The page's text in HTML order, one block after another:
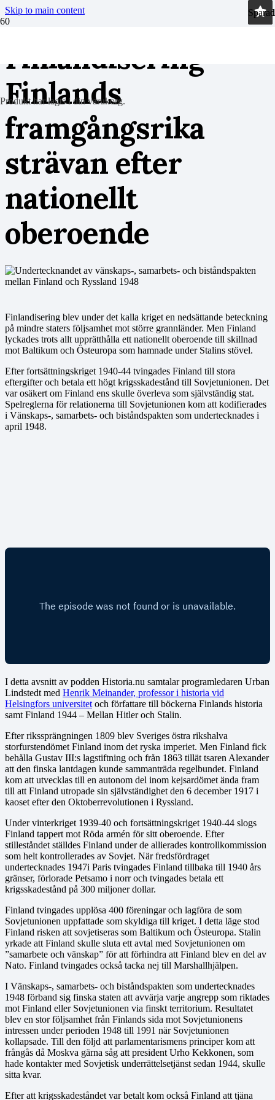
Skip to main content
Produkthar lagts i din varukorg.
Finlandisering –
Finlands
framgångsrika
strävan efter
nationellt
oberoende
Finlandisering blev under det kalla kriget en nedsättande beteckning
på mindre staters följsamhet mot större grannländer. Men Finland
lyckades trots allt upprätthålla ett nationellt oberoende till skillnad
mot Baltikum och Östeuropa som hamnade under Stalins stövel.
Efter fortsättningskriget 1940-44 tvingades Finland till stora
eftergifter och betala ett högt krigsskadestånd till Sovjetunionen. Det
var osäkert om Finland ens skulle överleva som självständig stat.
Spelreglerna för relationerna till Sovjetunionen kom att kodifierades
i Vänskaps-, samarbets- och biståndspakten som undertecknades i
april 1948.
I detta avsnitt av podden Historia.nu samtalar programledaren Urban
Lindstedt med Henrik Meinander, professor i historia vid
Helsingfors universitet och författare till böckerna Finlands historia
samt Finland 1944 – Mellan Hitler och Stalin.
Efter rikssprängningen 1809 blev Sveriges östra rikshalva
storfurstendömet Finland inom det ryska imperiet. Men Finland fick
behålla Gustav III:s lagstiftning och från 1863 tillät tsaren Alexander
att den finska lantdagen kunde sammanträda regelbundet. Finland
kom att utvecklas till en autonom del inom kejsardömet ända fram
till att Finland utropade sin självständighet den 6 december 1917 i
kaoset efter den Oktoberrevolutionen i Ryssland.
Under vinterkriget 1939-40 och fortsättningskriget 1940-44 slogs
Finland tappert mot Röda armén för sitt oberoende. Efter
stilleståndet ställdes Finland under de allierades kontrollkommission
som helt kontrollerades av Sovjet. När fredsfördraget
undertecknades 1947i Paris tvingades Finland tillbaka till 1940 års
gränser, förlorade Petsamo i norr och tvingades betala ett
krigsskadestånd på 300 miljoner dollar.
Finland tvingades upplösa 400 föreningar och lagföra de som
Sovjetunionen uppfattade som skyldiga till kriget. I detta läge stod
Finland risken att sovjetiseras som Baltikum och Östeuropa. Stalin
yrkade att Finland skulle sluta ett avtal med Sovjetunionen om
”samarbete och vänskap” för att förhindra att Finland blev en del av
Nato. Finland tvingades också tacka nej till Marshallhjälpen.
I Vänskaps-, samarbets- och biståndspakten som undertecknades
1948 förband sig finska staten att avvärja varje angrepp som riktades
mot Finland eller Sovjetunionen via finskt territorium. Resultatet
blev en stor följsamhet från Finlands sida mot Sovjetunionens
intressen under perioden 1948 till 1991 när Sovjetunionen
kollapsade. Till den följd att parlamentarismens principer kom att
frångås då Moskva gärna såg att president Urho Kekkonen, som
hade kontakter med Sovjetisk underrättelsetjänst sedan 1944, skulle
sitta kvar.
Efter att krigsskadeståndet var betalt kom också Finland att tjäna
Sparad
Sparad
Sparad
Sparad